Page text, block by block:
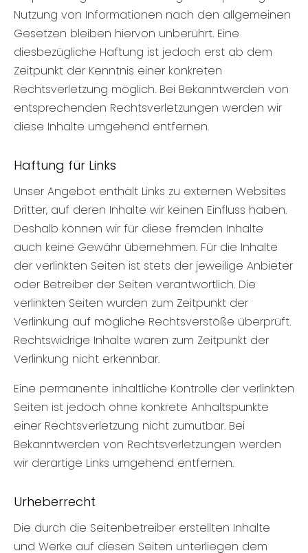
Nutzung von Informationen nach den allgemeinen
Gesetzen bleiben hiervon unberührt. Eine
diesbezügliche Haftung ist jedoch erst ab dem
Zeitpunkt der Kenntnis einer konkreten
Rechtsverletzung möglich. Bei Bekanntwerden von
entsprechenden Rechtsverletzungen werden wir
diese Inhalte umgehend entfernen.
Haftung für Links
Unser Angebot enthält Links zu externen Websites
Dritter, auf deren Inhalte wir keinen Einfluss haben.
Deshalb können wir für diese fremden Inhalte
auch keine Gewähr übernehmen. Für die Inhalte
der verlinkten Seiten ist stets der jeweilige Anbieter
oder Betreiber der Seiten verantwortlich. Die
verlinkten Seiten wurden zum Zeitpunkt der
Verlinkung auf mögliche Rechtsverstöße überprüft.
Rechtswidrige Inhalte waren zum Zeitpunkt der
Verlinkung nicht erkennbar.
Eine permanente inhaltliche Kontrolle der verlinkten
Seiten ist jedoch ohne konkrete Anhaltspunkte
einer Rechtsverletzung nicht zumutbar. Bei
Bekanntwerden von Rechtsverletzungen werden
wir derartige Links umgehend entfernen.
Urheberrecht
Die durch die Seitenbetreiber erstellten Inhalte
und Werke auf diesen Seiten unterliegen dem